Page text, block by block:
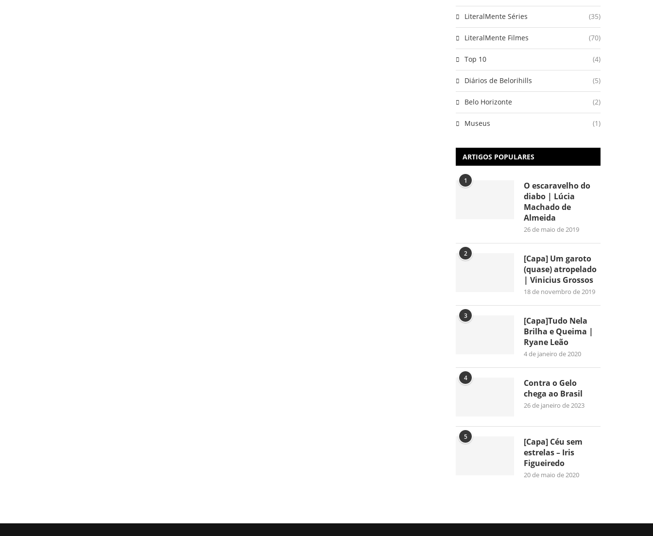
LiteralMente Séries (35)
LiteralMente Filmes (70)
Top 10 (4)
Diários de Belorihills (5)
Belo Horizonte (2)
Museus (1)
ARTIGOS POPULARES
1
O escaravelho do
diabo | Lúcia
Machado de
Almeida
26 de maio de 2019
2
[Capa] Um garoto
(quase) atropelado
| Vinicius Grossos
18 de novembro de 2019
3
[Capa]Tudo Nela
Brilha e Queima |
Ryane Leão
4 de janeiro de 2020
4
Contra o Gelo
chega ao Brasil
26 de janeiro de 2023
5
[Capa] Céu sem
estrelas – Iris
Figueiredo
20 de maio de 2020